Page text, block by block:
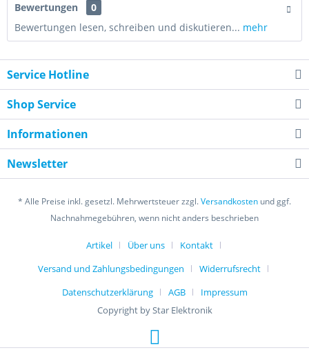
Bewertungen
0
Bewertungen lesen, schreiben und diskutieren... mehr
Service Hotline
Shop Service
Informationen
Newsletter
* Alle Preise inkl. gesetzl. Mehrwertsteuer zzgl.Versandkosten und ggf.
Nachnahmegebühren, wenn nicht anders beschrieben
Artikel Über uns
Kontakt
Versand und Zahlungsbedingungen
Widerrufsrecht
Datenschutzerklärung
AGB
Impressum
Copyright by Star Elektronik